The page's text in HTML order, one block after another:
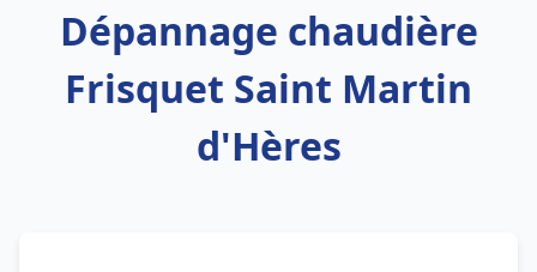
Dépannage chaudière
Frisquet Saint Martin
d'Hères